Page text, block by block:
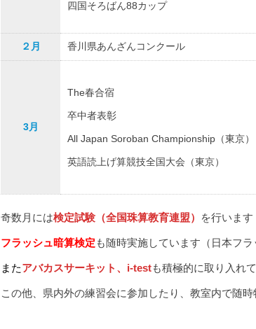
四国そろばん88カップ
２月 香川県あんざんコンクール
3月
The春合宿
卒中者表彰
All Japan Soroban Championship（東京）
英語読上げ算競技全国大会（東京）
奇数月には検定試験（全国珠算教育連盟） を行います
フラッシュ暗算検定 も随時実施しています（日本フラ
またアバカスサーキット、i-testも積極的に取り入れて
この他、県内外の練習会に参加したり、教室内で随時